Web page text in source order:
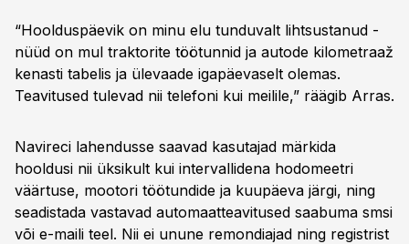
“Hoolduspäevik on minu elu tunduvalt lihtsustanud -
nüüd on mul traktorite töötunnid ja autode kilometraaž
kenasti tabelis ja ülevaade igapäevaselt olemas.
Teavitused tulevad nii telefoni kui meilile,” räägib Arras.
Navireci lahendusse saavad kasutajad märkida
hooldusi nii üksikult kui intervallidena hodomeetri
väärtuse, mootori töötundide ja kuupäeva järgi, ning
seadistada vastavad automaatteavitused saabuma smsi
või e-maili teel. Nii ei unune remondiajad ning registrist